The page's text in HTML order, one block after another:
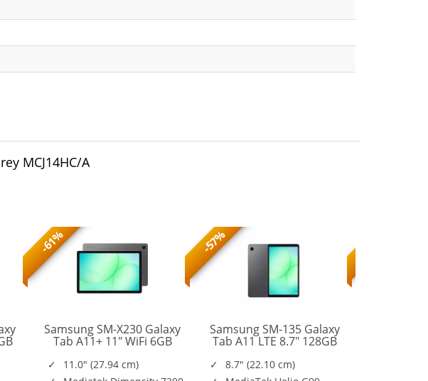
MCJ14HC/A
-61%
Samsung SM-X230 Galaxy
Tab A11+ 11" WiFi 6GB
X230NZAREUE
11.0" (27.94 cm)
-57%
Samsung SM-135 Galaxy
Tab A11 LTE 8.7" 128GB
X135FZAEEUE
8.7" (22.10 cm)